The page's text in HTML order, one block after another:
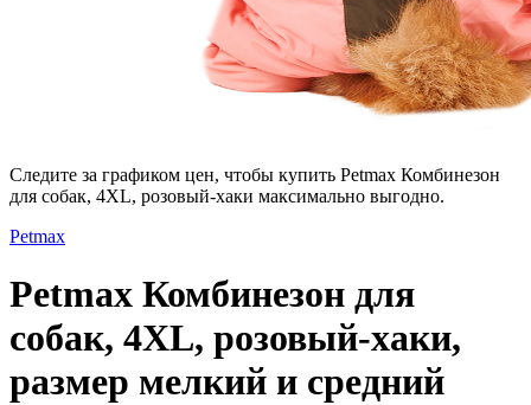
Следите за графиком цен, чтобы купить Petmax Комбинезон
для собак, 4XL, розовый-хаки максимально выгодно.
Petmax
Petmax Комбинезон для
собак, 4XL, розовый-хаки,
размер мелкий и средний